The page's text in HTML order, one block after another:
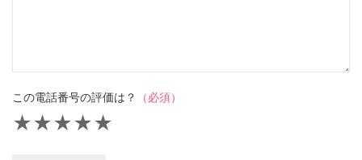
この電話番号の評価は？ （必須）
★
★
★
★
★